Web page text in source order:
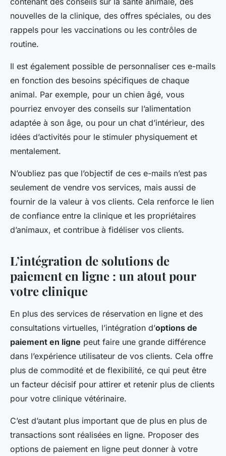
nouvelles de la clinique, des offres spéciales, ou des
rappels pour les vaccinations ou les contrôles de
routine.
Il est également possible de personnaliser ces e-mails
en fonction des besoins spécifiques de chaque
animal. Par exemple, pour un chien âgé, vous
pourriez envoyer des conseils sur l’alimentation
adaptée à son âge, ou pour un chat d’intérieur, des
idées d’activités pour le stimuler physiquement et
mentalement.
N’oubliez pas que l’objectif de ces e-mails n’est pas
seulement de vendre vos services, mais aussi de
fournir de la valeur à vos clients. Cela renforce le lien
de confiance entre la clinique et les propriétaires
d’animaux, et contribue à fidéliser vos clients.
L’intégration de solutions de
paiement en ligne : un atout pour
votre clinique
En plus des services de réservation en ligne et des
consultations virtuelles, l’intégration d’options de
paiement en ligne peut faire une grande différence
dans l’expérience utilisateur de vos clients. Cela offre
plus de commodité et de flexibilité, ce qui peut être
un facteur décisif pour attirer et retenir plus de clients
pour votre clinique vétérinaire.
C’est d’autant plus important que de plus en plus de
transactions sont réalisées en ligne. Proposer des
options de paiement en ligne peut donner à votre